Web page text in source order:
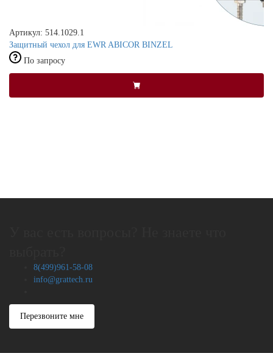
Артикул: 514.1029.1
Защитный чехол для EWR ABICOR BINZEL
По запросу
8(499)961-58-08
info@grattech.ru
Перезвоните мне